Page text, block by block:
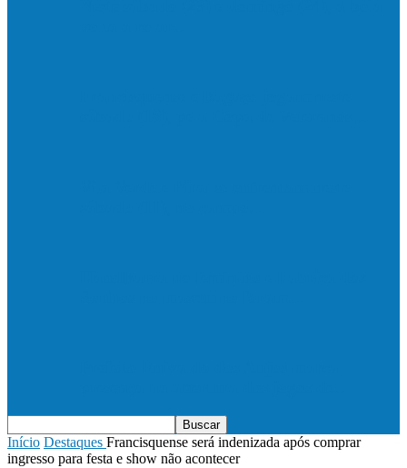
Início Destaques Francisquense será indenizada após comprar
ingresso para festa e show não acontecer